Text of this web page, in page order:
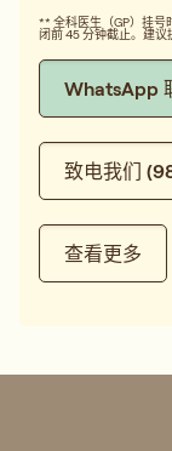
** 全科医生（GP）挂号
闭前 45 分钟截止。建议
WhatsApp
致电我们
查看更多